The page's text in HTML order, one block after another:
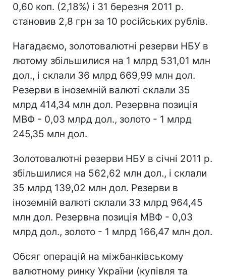
0,60 коп. (2,18%) і 31 березня 2011 р.
становив 2,8 грн за 10 російських рублів.
Нагадаємо, золотовалютні резерви НБУ в
лютому збільшилися на 1 млрд 531,01 млн
дол., і склали 36 млрд 669,99 млн дол.
Резерви в іноземній валюті склали 35
млрд 414,34 млн дол. Резервна позиція
МВФ - 0,03 млрд дол., золото - 1 млрд
245,35 млн дол.
Золотовалютні резерви НБУ в січні 2011 р.
збільшилися на 562,62 млн дол., і склали
35 млрд 139,02 млн дол. Резерви в
іноземній валюті склали 33 млрд 964,45
млн дол. Резервна позиція МВФ - 0,03
млрд дол., золото - 1 млрд 166,47 млн дол.
Обсяг операцій на міжбанківському
валютному ринку України (купівля та